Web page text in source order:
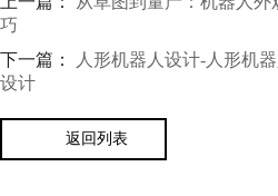
巧
下一篇：
人形机器人设计-人形机
设计
返回列表